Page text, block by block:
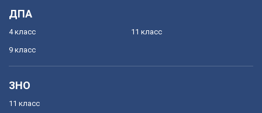
ДПА
4 класс
9 класс
11 класс
ЗНО
11 класс